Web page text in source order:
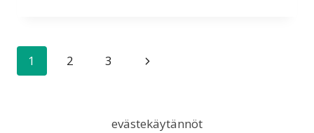
VANHEMMISSA
Sivunavigointi
1 2 3
Seuraava
evästekäytännöt